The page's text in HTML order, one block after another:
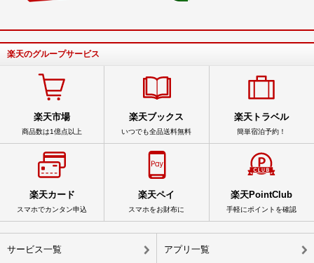
楽天のグループサービス
楽天市場
商品数は1億点以上
楽天ブックス
いつでも全品送料無料
楽天トラベル
簡単宿泊予約！
楽天カード
スマホでカンタン申込
楽天ペイ
スマホをお財布に
楽天PointClub
手軽にポイントを確認
サービス一覧 アプリ一覧